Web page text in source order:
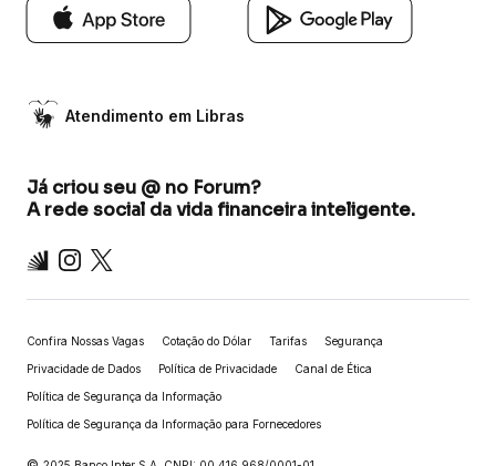
Atendimento em Libras
Já criou seu @ no Forum?
A rede social da vida financeira inteligente.
Inter Instagram
X
Confira Nossas Vagas Cotação do Dólar Tarifas Segurança
Privacidade de Dados Política de Privacidade Canal de Ética
Política de Segurança da Informação
Política de Segurança da Informação para Fornecedores